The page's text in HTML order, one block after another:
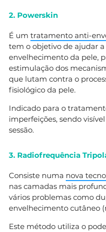
2. Powerskin
É um tratamento anti-
tem o objetivo de ajudar
envelhecimento da pele,
estimulação dos
que lutam contra o
fisiológico da pele.
Indicado para o
imperfeições, sendo
sessão.
3. Radiofrequência
Consiste numa nova
nas camadas mais
vários problemas como
envelhecimento cutâneo
Este método utiliza o